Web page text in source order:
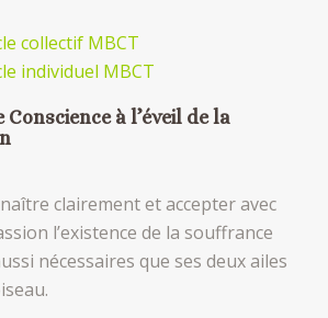
collectif MBCT
individuel MBCT
Conscience à l’éveil de la
clairement et accepter avec
l’existence de la souffrance
nécessaires que ses deux ailes